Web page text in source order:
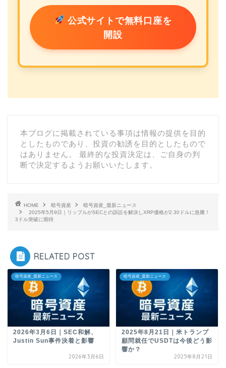
公式サイトで無料口座を
開設
本ブログに掲載されている事項は情報の提供を目的
としたものであり、投資の勧誘を目的としたもので
はありません。 最終的な投資決定は、ご自身の判
断で決定するようお願いいたします。
HOME 暗号資産
暗号資産_最新ニュース
2025年5月9日｜リップルがSECとの訴訟を解決しXRP価格が2.30ドルに急騰！
3ドル突破に期待
RELATED POST
暗号資産_最新ニュース
2026年3月6日｜SEC和解、
Justin Sun事件決着と影響
2026年3月6日
暗号資産_最新ニュース
2025年8月21日｜米トランプ
顧問就任でUSDTは今後どう影
響か？
2025年8月21日